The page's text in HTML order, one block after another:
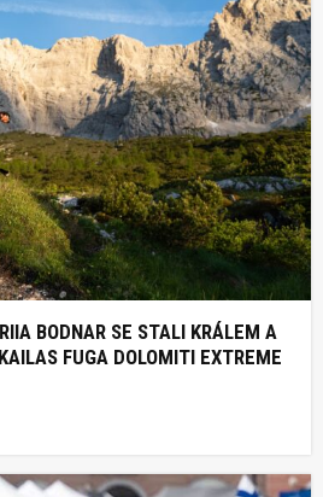
BODNAR SE STALI KRÁLEM A
FUGA DOLOMITI EXTREME